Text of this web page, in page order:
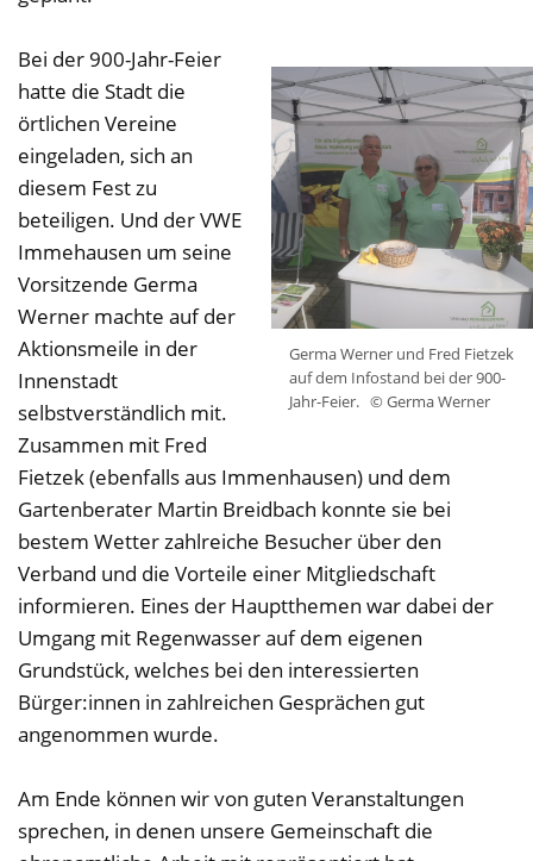
Germa Werner und Fred Fietzek
auf dem Infostand bei der 900-
Jahr-Feier. © Germa Werner
Bei der 900-Jahr-Feier
hatte die Stadt die
örtlichen Vereine
eingeladen, sich an
diesem Fest zu
beteiligen. Und der VWE
Immehausen um seine
Vorsitzende Germa
Werner machte auf der
Aktionsmeile in der
Innenstadt
selbstverständlich mit.
Zusammen mit Fred
Fietzek (ebenfalls aus Immenhausen) und dem
Gartenberater Martin Breidbach konnte sie bei
bestem Wetter zahlreiche Besucher über den
Verband und die Vorteile einer Mitgliedschaft
informieren. Eines der Hauptthemen war dabei der
Umgang mit Regenwasser auf dem eigenen
Grundstück, welches bei den interessierten
Bürger:innen in zahlreichen Gesprächen gut
angenommen wurde.
Am Ende können wir von guten Veranstaltungen
sprechen, in denen unsere Gemeinschaft die